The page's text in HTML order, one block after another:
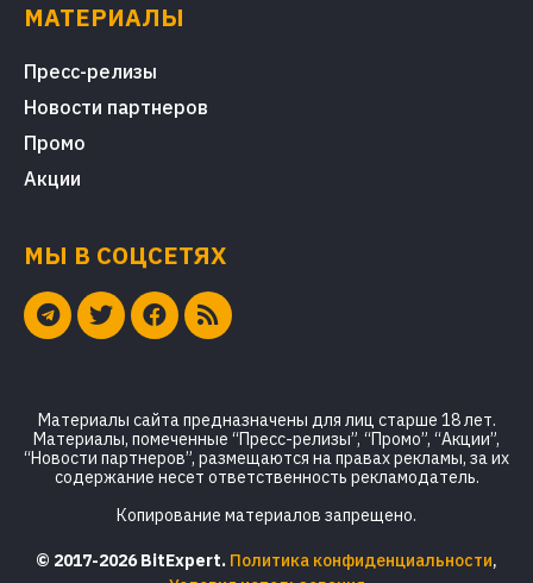
МАТЕРИАЛЫ
Пресс-релизы
Новости партнеров
Промо
Акции
МЫ В СОЦСЕТЯХ
Материалы сайта предназначены для лиц старше 18 лет.
Материалы, помеченные “Пресс-релизы”, “Промо”, “Акции”,
“Новости партнеров”, размещаются на правах рекламы, за их
содержание несет ответственность рекламодатель.
Копирование материалов запрещено.
© 2017-2026 BitExpert. Политика конфиденциальности,